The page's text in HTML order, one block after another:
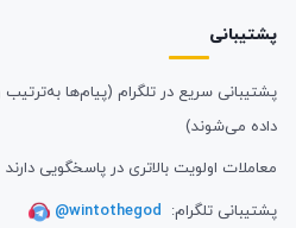
پشتیبانی
پشتیبانی سریع در تلگرام (پیام‌ها
داده می‌شوند)
معاملات اولویت بالاتری در پاسخگویی دارند
پشتیبانی تلگرام: @wintothegod